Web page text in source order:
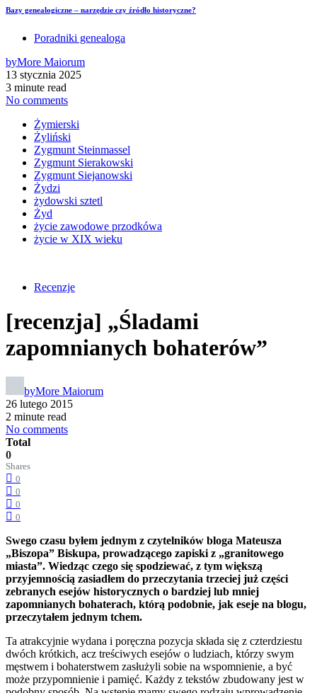
Bazy genealogiczne – narzędzie czy źródło historyczne?
Poradniki genealoga
byMore Maiorum
13 stycznia 2025
3 minute read
No comments
Żymierski
Żyliński
Zygmunt Steinmassel
Zygmunt Sierakowski
Zygmunt Siejanowski
Żydzi
żydowski sztetl
Żyd
życie zawodowe przodkówa
życie w XIX wieku
Recenzje
[recenzja] „Śladami
zapomnianych bohaterów”
byMore Maiorum
26 lutego 2015
2 minute read
No comments
Total
0
Shares
0
0
0
0
Swego czasu byłem jednym z czytelników bloga Mateusza
„Biszopa” Biskupa, prowadzącego zapiski z „granitowego
miasta”. Wiedząc czego się spodziewać, z tym większą
przyjemnością zasiadłem do przeczytania trzeciej już części
zebranych esejów historycznych o bardziej lub mniej
zapomnianych bohaterach, którą podobnie, jak eseje na blogu,
przeczytałem jednym tchem.
Ta atrakcyjnie wydana i poręczna pozycja składa się z czterdziestu
dwóch krótkich, acz treściwych esejów o ludziach, którzy swym
męstwem i bohaterstwem zasłużyli sobie na wspomnienie, a być
może przypomnienie i pamięć. Każdy z tekstów zbudowany jest w